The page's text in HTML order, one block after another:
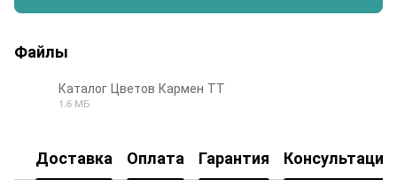
Файлы
Каталог Цветов Кармен ТТ
1.6 МБ
Доставка Оплата Гарантия Консультация